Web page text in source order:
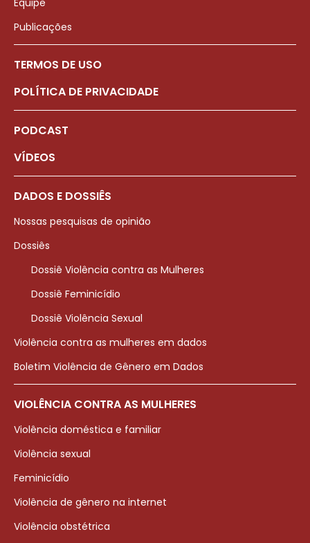
Equipe
Publicações
TERMOS DE USO
POLÍTICA DE PRIVACIDADE
PODCAST
VÍDEOS
DADOS E DOSSIÊS
Nossas pesquisas de opinião
Dossiês
Dossiê Violência contra as Mulheres
Dossiê Feminicídio
Dossiê Violência Sexual
Violência contra as mulheres em dados
Boletim Violência de Gênero em Dados
VIOLÊNCIA CONTRA AS MULHERES
Violência doméstica e familiar
Violência sexual
Feminicídio
Violência de gênero na internet
Violência obstétrica